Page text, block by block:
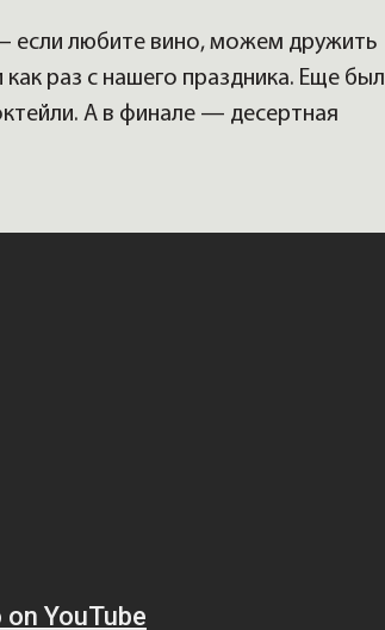
любите вино, можем дружить
раз с нашего праздника. Еще был
А в финале — десертная